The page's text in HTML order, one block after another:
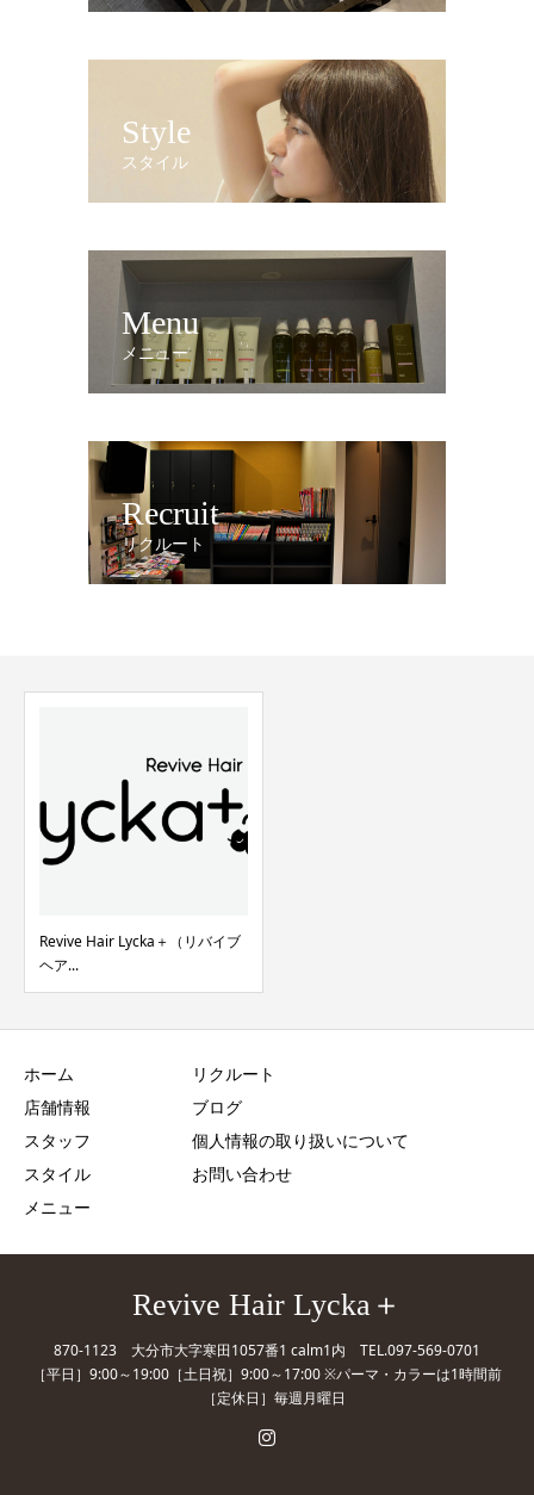
Style
スタイル
Menu
メニュー
Recruit
リクルート
Revive Hair Lycka＋（リバイブ
ヘア...
ホーム
店舗情報
スタッフ
スタイル
メニュー
リクルート
ブログ
個人情報の取り扱いについて
お問い合わせ
Revive Hair Lycka＋
870-1123 大分市大字寒田1057番1 calm1内 TEL.097-569-0701
［平日］9:00～19:00［土日祝］9:00～17:00 ※パーマ・カラーは1時間前
［定休日］毎週月曜日